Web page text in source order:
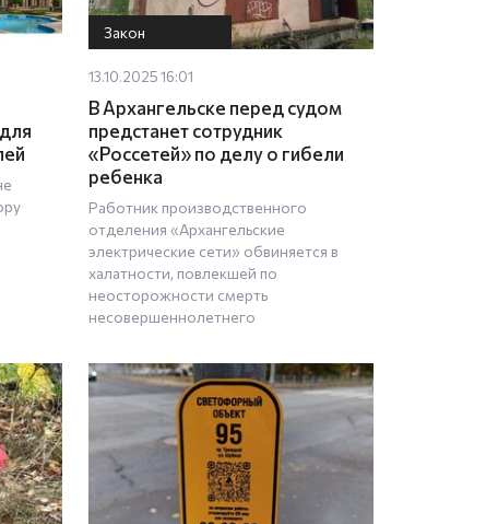
Закон
13.10.2025 16:01
В Архангельске перед судом
предстанет сотрудник
«Россетей» по делу о гибели
ребенка
Работник производственного
отделения «Архангельские
электрические сети» обвиняется в
халатности, повлекшей по
неосторожности смерть
несовершеннолетнего